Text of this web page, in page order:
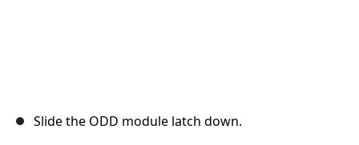
Slide the ODD module latch down.